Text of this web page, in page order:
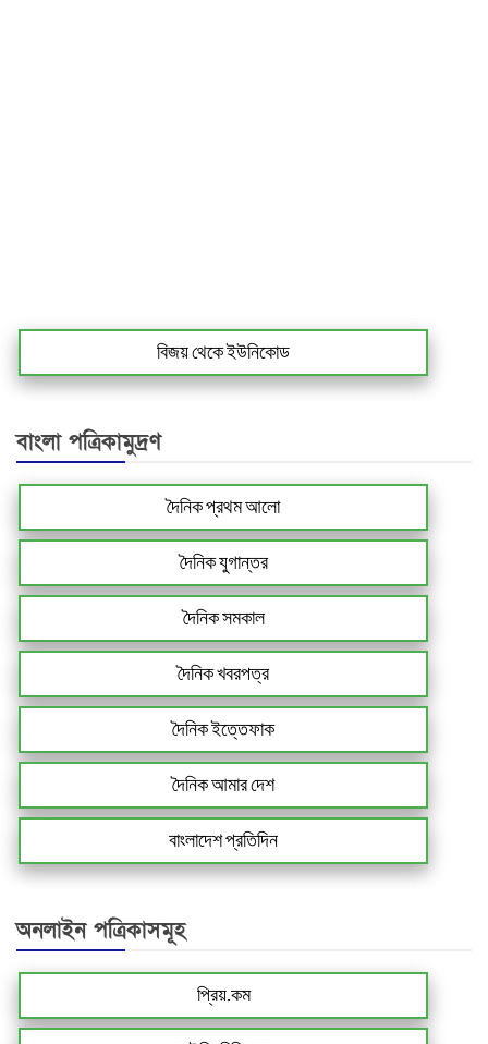
বিজয় থেকে ইউনিকোড
বাংলা পত্রিকামুদ্রণ
দৈনিক প্রথম আলো
দৈনিক যুগান্তর
দৈনিক সমকাল
দৈনিক খবরপত্র
দৈনিক ইত্তেফাক
দৈনিক আমার দেশ
বাংলাদেশ প্রতিদিন
অনলাইন পত্রিকাসমূহ
প্রিয়.কম